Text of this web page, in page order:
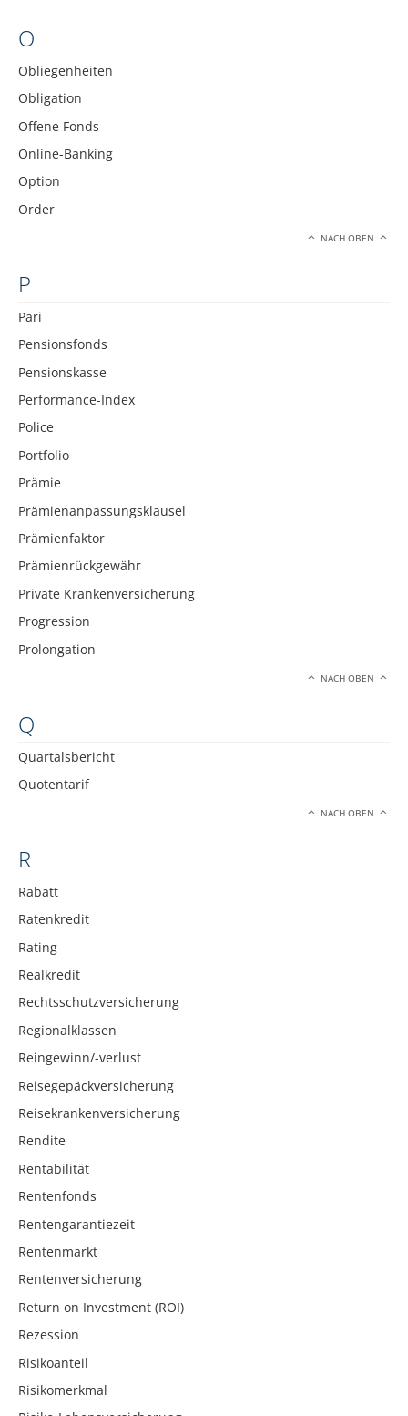
O
Obliegenheiten
Obligation
Offene Fonds
Online-Banking
Option
Order
NACH OBEN
P
Pari
Pensionsfonds
Pensionskasse
Performance-Index
Police
Portfolio
Prämie
Prämienanpassungsklausel
Prämienfaktor
Prämienrückgewähr
Private Krankenversicherung
Progression
Prolongation
NACH OBEN
Q
Quartalsbericht
Quotentarif
NACH OBEN
R
Rabatt
Ratenkredit
Rating
Realkredit
Rechtsschutzversicherung
Regionalklassen
Reingewinn/-verlust
Reisegepäckversicherung
Reisekrankenversicherung
Rendite
Rentabilität
Rentenfonds
Rentengarantiezeit
Rentenmarkt
Rentenversicherung
Return on Investment (ROI)
Rezession
Risikoanteil
Risikomerkmal